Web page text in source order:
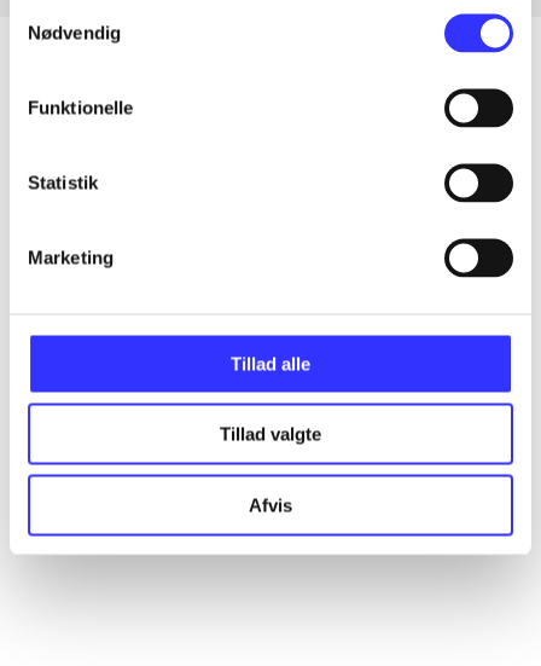
Nødvendig
Funktionelle
Statistik
Marketing
Tillad alle
Tillad valgte
Afvis
...
...